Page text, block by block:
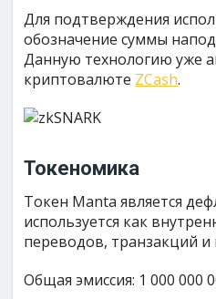
Для подтверждения
обозначение суммы
Данную технологию уже
криптовалюте ZCash.
Токеномика
Токен Manta является
используется как
переводов, транзакций и
Общая эмиссия: 1 000 000